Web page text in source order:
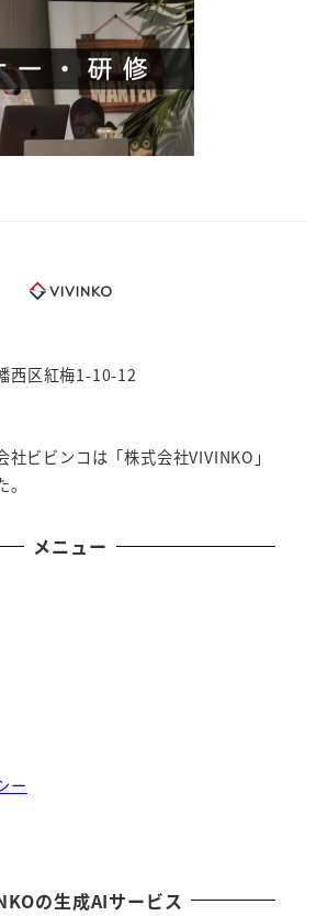
西区紅梅1-10-12
ビビンコは「株式会社VIVINKO」
メニュー
ー
の生成AIサービス